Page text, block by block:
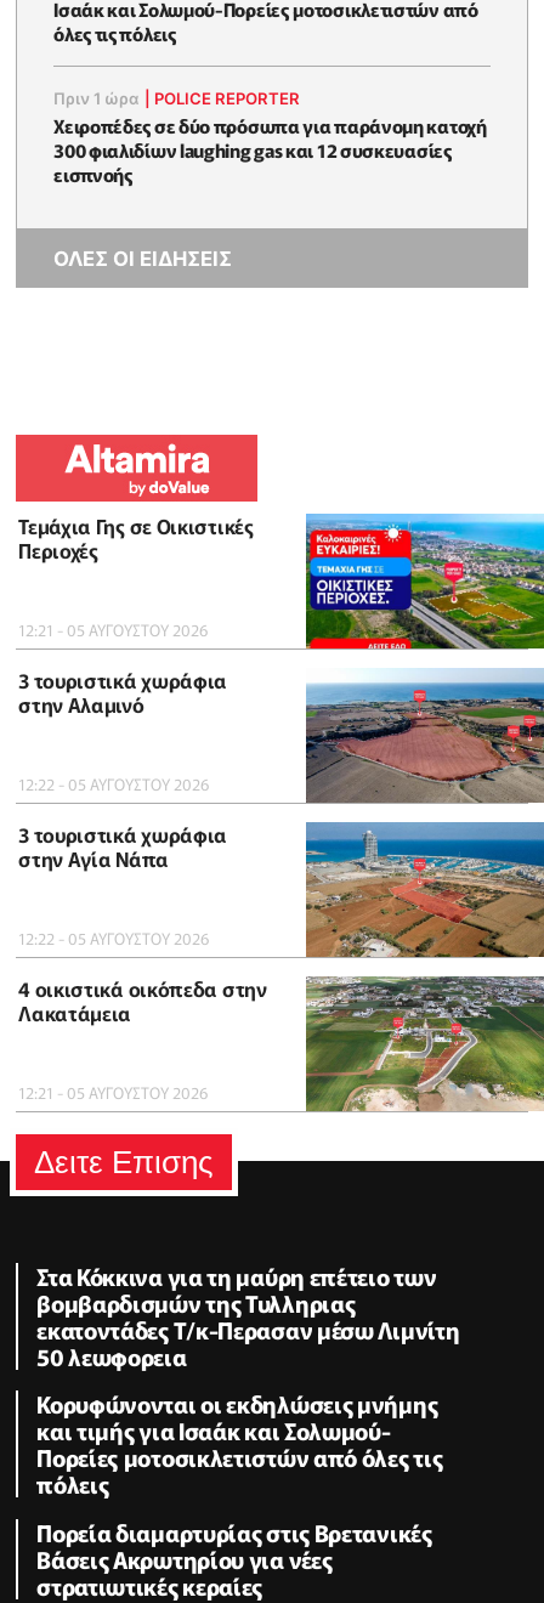
Ισαάκ και Σολωμού-Πορείες μοτοσικλετιστών από
όλες τις πόλεις
Πριν 1 ώρα POLICE REPORTER
Χειροπέδες σε δύο πρόσωπα για παράνομη κατοχή
300 φιαλιδίων laughing gas και 12 συσκευασίες
εισπνοής
ΟΛΕΣ ΟΙ ΕΙΔΗΣΕΙΣ
Τεμάχια Γης σε Οικιστικές
Περιοχές
12:21 - 05 ΑΥΓΟΥΣΤΟΥ 2026
3 τουριστικά χωράφια
στην Αλαμινό
12:22 - 05 ΑΥΓΟΥΣΤΟΥ 2026
3 τουριστικά χωράφια
στην Αγία Νάπα
12:22 - 05 ΑΥΓΟΥΣΤΟΥ 2026
4 οικιστικά οικόπεδα στην
Λακατάμεια
12:21 - 05 ΑΥΓΟΥΣΤΟΥ 2026
Δειτε Επισης
Στα Κόκκινα για τη μαύρη επέτειο των
βομβαρδισμών της Τυλληριας
εκατοντάδες Τ/κ-Περασαν μέσω Λιμνίτη
50 λεωφορεια
Κορυφώνονται οι εκδηλώσεις μνήμης
και τιμής για Ισαάκ και Σολωμού-
Πορείες μοτοσικλετιστών από όλες τις
πόλεις
Πορεία διαμαρτυρίας στις Βρετανικές
Βάσεις Ακρωτηρίου για νέες
στρατιωτικές κεραίες